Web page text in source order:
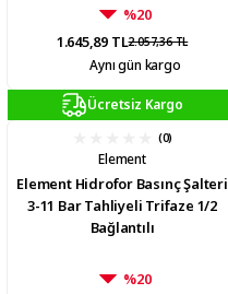
%20
1.645,89 TL2.057,36 TL
Aynı gün kargo
Ücretsiz Kargo
(0)
Element
Element Hidrofor Basınç Şalteri
3-11 Bar Tahliyeli Trifaze 1/2
Bağlantılı
%20